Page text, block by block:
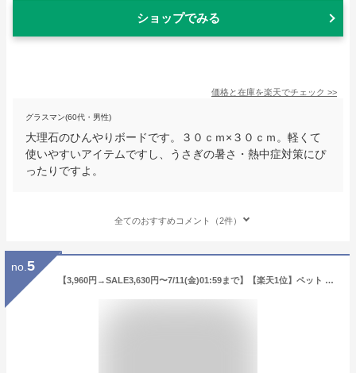
ショップでみる
価格と在庫を楽天でチェック >>
グラスマン(60代・男性)
大理石のひんやりボードです。３０ｃｍ×３０ｃｍ。軽くて
使いやすいアイテムですし、うさぎの暑さ・熱中症対策にぴ
ったりですよ。
全てのおすすめコメント（2件）
no. 5
【3,960円→SALE3,630円〜7/11(金)01:59まで】【楽天1位】ペット ひんやり マット 大理石 ペット用 マット 犬 冷却 約40cm×30cm×2cm 1枚 天然大理石 バルディリオ 涼しい 冷感 涼感 ひんやりマット クールマット ベッド 猫 ねこ 犬 ■[送料無料]